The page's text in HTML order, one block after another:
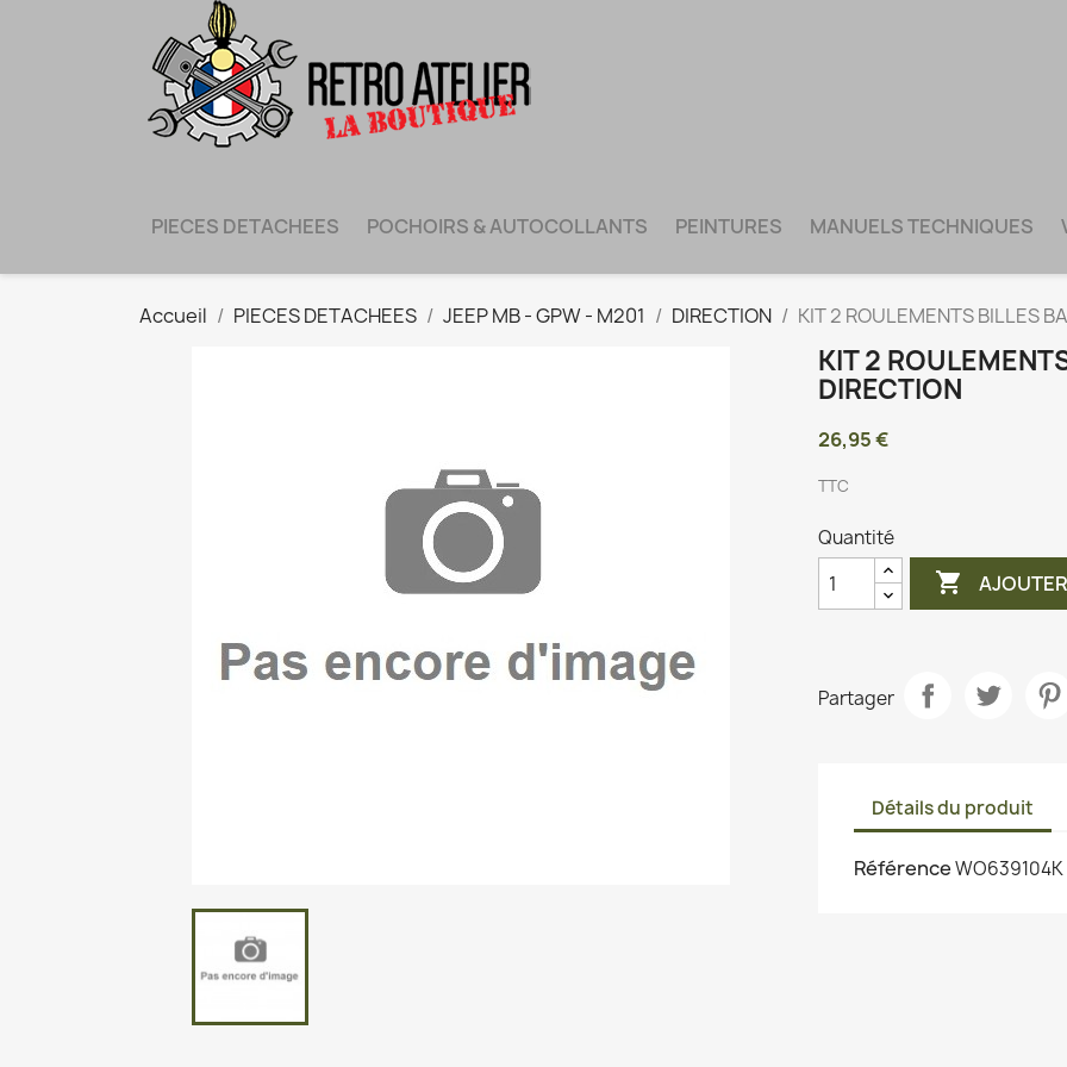
PIECES DETACHEES POCHOIRS & AUTOCOLLANTS PEINTURES MANUELS TECHNIQUES
Accueil PIECES DETACHEES JEEP MB - GPW - M201 DIRECTION KIT 2 ROULEMENTS BILLES
KIT 2
DIRECTION
26,95 €
TTC
Quantité

Partager
Détails du produit
RéférenceWO639104K